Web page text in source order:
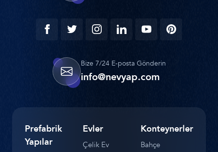
Bize 7/24 E-posta Gönderin
info@nevyap.com
Prefabrik
Yapılar
Evler
Çelik Ev
Konteynerler
Bahçe